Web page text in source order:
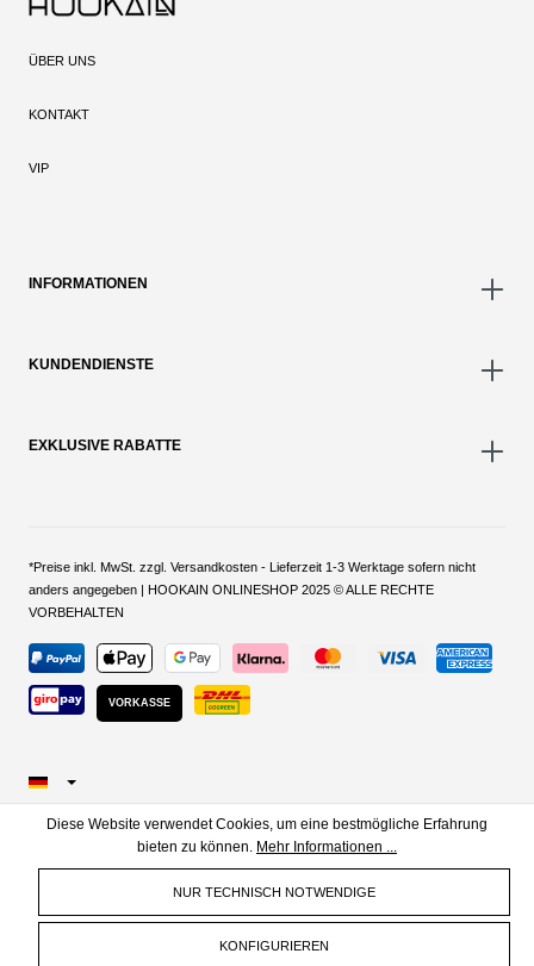
ÜBER UNS
KONTAKT
VIP
INFORMATIONEN
KUNDENDIENSTE
EXKLUSIVE RABATTE
*Preise inkl. MwSt. zzgl. Versandkosten - Lieferzeit 1-3 Werktage sofern nicht
anders angegeben | HOOKAIN ONLINESHOP 2025 © ALLE RECHTE
VORBEHALTEN
VORKASSE
Diese Website verwendet Cookies, um eine bestmögliche Erfahrung
bieten zu können. Mehr Informationen ...
NUR TECHNISCH NOTWENDIGE
KONFIGURIEREN